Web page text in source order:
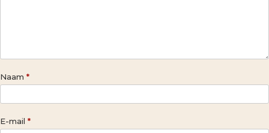
Naam *
E-mail *